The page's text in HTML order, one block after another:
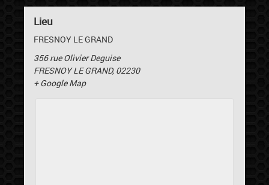
Lieu
FRESNOY LE GRAND
356 rue Olivier Deguise
FRESNOY LE GRAND, 02230
+ Google Map